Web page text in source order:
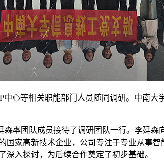
等相关职能部门人员随同调研。中南大
团队成员接待了调研团队一行。李廷森
家高新技术企业，公司专注于专业从事
入探讨，为后续合作奠定了初步基础。